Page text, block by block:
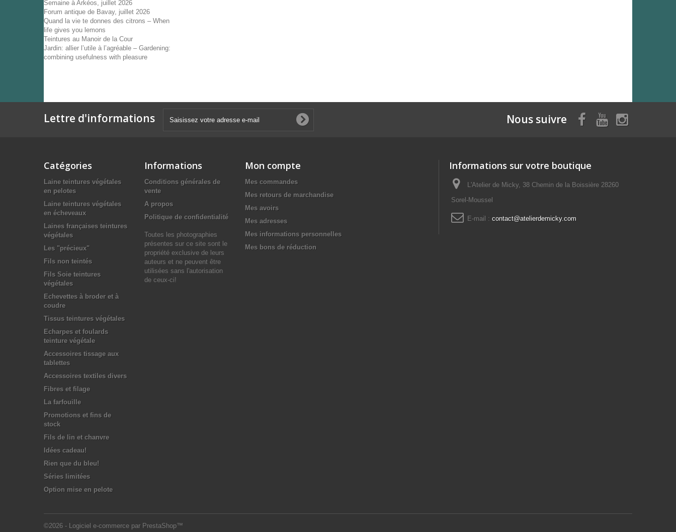
Semaine à Arkéos, juillet 2026
Forum antique de Bavay, juillet 2026
Quand la vie te donnes des citrons – When
life gives you lemons
Teintures au Manoir de la Cour
Jardin: allier l’utile à l’agréable – Gardening:
combining usefulness with pleasure
Lettre d'informations Nous suivre
Catégories
Laine teintures végétales
en pelotes
Laine teintures végétales
en écheveaux
Laines françaises teintures
végétales
Les "précieux"
Fils non teintés
Fils Soie teintures
végétales
Echevettes à broder et à
coudre
Tissus teintures végétales
Echarpes et foulards
teinture végétale
Accessoires tissage aux
tablettes
Accessoires textiles divers
Fibres et filage
La farfouille
Promotions et fins de
stock
Fils de lin et chanvre
Idées cadeau!
Rien que du bleu!
Séries limitées
Option mise en pelote
Informations
Conditions générales de
vente
A propos
Politique de confidentialité
Toutes les photographies
présentes sur ce site sont le
propriété exclusive de leurs
auteurs et ne peuvent être
utilisées sans l'autorisation
de ceux-ci!
©2026 - Logiciel e-commerce par PrestaShop™
Mon compte
Mes commandes
Mes retours de marchandise
Mes avoirs
Mes adresses
Mes informations personnelles
Mes bons de réduction
Informations sur votre boutique
L'Atelier de Micky, 38 Chemin de la Boissière 28260
Sorel-Moussel
E-mail : contact@atelierdemicky.com